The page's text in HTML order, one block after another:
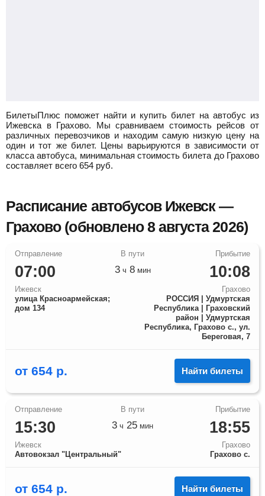
БилетыПлюс поможет найти и купить билет на автобус из
Ижевска в Грахово.
Мы сравниваем стоимость рейсов от
различных перевозчиков и находим самую низкую цену на
один и тот же билет. Цены варьируются в зависимости от
класса автобуса, минимальная стоимость билета до Грахово
составляет всего 654 руб.
Расписание автобусов Ижевск —
Грахово (обновлено 8 августа 2026)
07:00
Ижевск
улица Красноармейская;
дом 134
10:08
Грахово
РОССИЯ | Удмуртская
Республика | Граховский
район | Удмуртская
Республика, Грахово с., ул.
Береговая, 7
3ч 8мин
от 654 р. Найти билеты
15:30
Ижевск
Автовокзал "Центральный"
18:55
Грахово
Грахово с.
3 ч 25 мин
от 654 р. Найти билеты